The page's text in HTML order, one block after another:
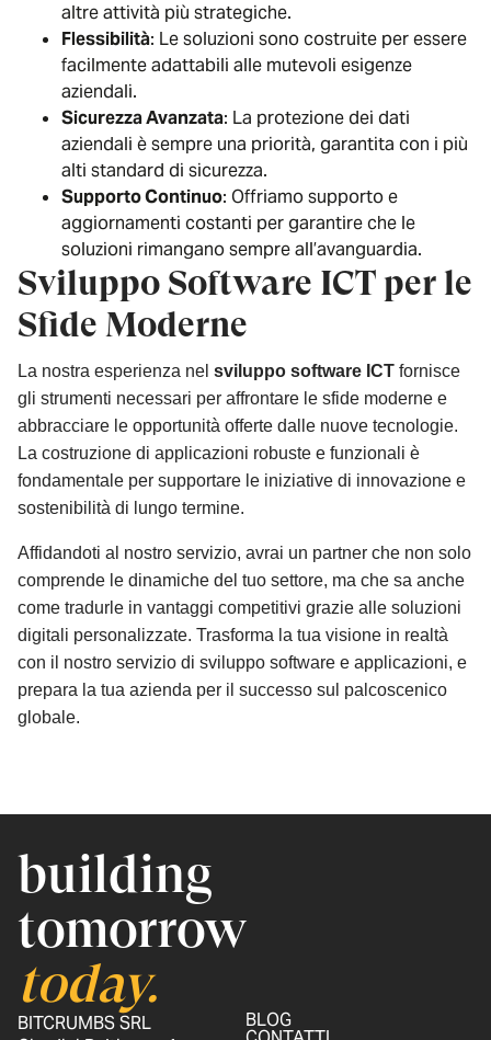
altre attività più strategiche.
Flessibilità: Le soluzioni sono costruite per essere
facilmente adattabili alle mutevoli esigenze
aziendali.
Sicurezza Avanzata: La protezione dei dati
aziendali è sempre una priorità, garantita con i più
alti standard di sicurezza.
Supporto Continuo: Offriamo supporto e
aggiornamenti costanti per garantire che le
soluzioni rimangano sempre all’avanguardia.
Sviluppo Software ICT per le
Sfide Moderne
La nostra esperienza nel sviluppo software ICT fornisce
gli strumenti necessari per affrontare le sfide moderne e
abbracciare le opportunità offerte dalle nuove tecnologie.
La costruzione di applicazioni robuste e funzionali è
fondamentale per supportare le iniziative di innovazione e
sostenibilità di lungo termine.
Affidandoti al nostro servizio, avrai un partner che non solo
comprende le dinamiche del tuo settore, ma che sa anche
come tradurle in vantaggi competitivi grazie alle soluzioni
digitali personalizzate. Trasforma la tua visione in realtà
con il nostro servizio di sviluppo software e applicazioni, e
prepara la tua azienda per il successo sul palcoscenico
globale.
building
tomorrow
today.
BITCRUMBS SRL
BLOG